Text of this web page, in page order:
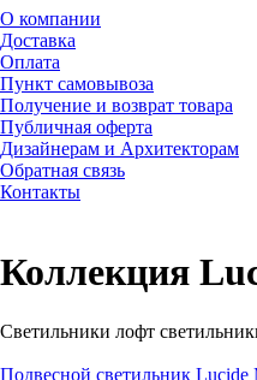
О компании
Доставка
Оплата
Пункт самовывоза
Получение и возврат товара
Публичная оферта
Дизайнерам и Архитекторам
Обратная связь
Контакты
Коллекция
Светильники лофт
Подвесной светильник Lucide